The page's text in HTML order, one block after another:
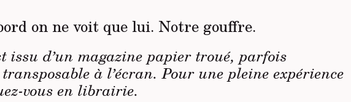
on ne voit que lui. Notre gouffre.
issu d’un magazine papier troué, parfois
à l’écran. Pour une pleine expérience
vous en librairie.